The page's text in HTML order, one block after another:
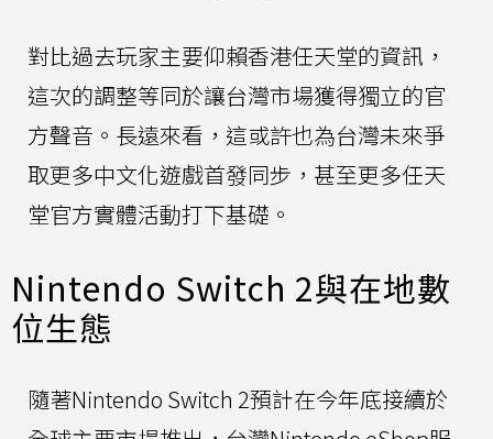
對比過去玩家主要仰賴香港任天堂的資訊，
這次的調整等同於讓台灣市場獲得獨立的官
方聲音。長遠來看，這或許也為台灣未來爭
取更多中文化遊戲首發同步，甚至更多任天
堂官方實體活動打下基礎。
Nintendo Switch 2與在地數
位生態
隨著Nintendo Switch 2預計在今年底接續於